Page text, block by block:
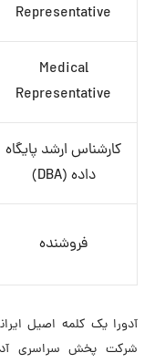
Representative
Medical
Representative
کارشناس ارشد پایگاه
داده (DBA)
فروشنده
آدورا یک کلمه اصیل